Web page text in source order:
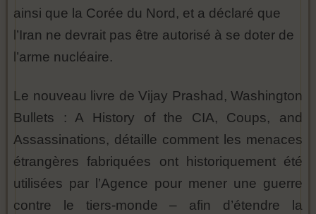
ainsi que la Corée du Nord, et a déclaré que
l’Iran ne devrait pas être autorisé à se doter de
l’arme nucléaire.
Le nouveau livre de Vijay Prashad, Washington
Bullets : A History of the CIA, Coups, and
Assassinations, détaille comment les menaces
étrangères fabriquées ont historiquement été
utilisées par l’Agence pour mener une guerre
contre le tiers-monde – afin d’étendre la